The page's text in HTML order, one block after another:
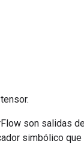
son salidas
simbólico